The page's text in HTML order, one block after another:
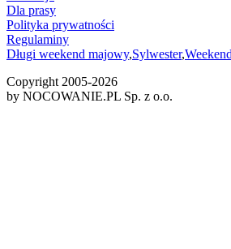
Dla prasy
Polityka prywatności
Regulaminy
Długi weekend majowy,Sylwester,
Copyright 2005-2026
by NOCOWANIE.PL Sp. z o.o.